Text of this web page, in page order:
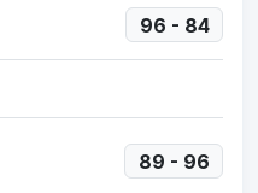
96 - 84
89 - 96